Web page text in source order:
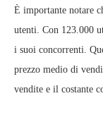
È importante notare
utenti. Con 123.000
i suoi concorrenti.
prezzo medio di
vendite e il costante